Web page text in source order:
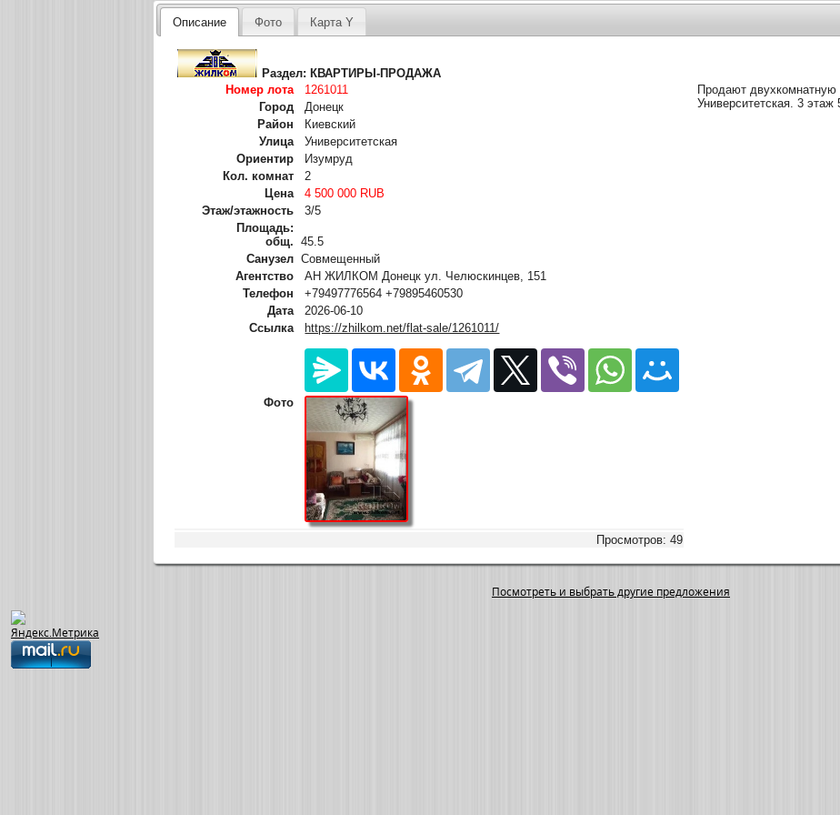
Описание Фото Карта Y
Раздел:КВАРТИРЫ-ПРОДАЖА
Номер лота
1261011
Город
Донецк
Район
Киевский
Улица
Университетская
Ориентир
Изумруд
Кол. комнат
2
Цена
4 500 000 RUB
Этаж/этажность
3/5
Площадь:
общ.
45.5
Санузел Совмещенный
Агентство
АН ЖИЛКОМ Донецк ул. Челюскинцев, 151
Телефон
+79497776564 +79895460530
Дата
2026-06-10
Ссылка
https://zhilkom.net/flat-sale/1261011/
Фото
Просмотров: 49
Продают двухкомнатную
Университетская. 3
Посмотреть и выбрать другие предложения